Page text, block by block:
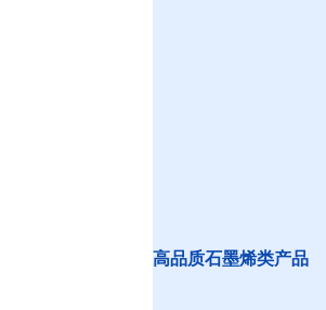
高品质石墨烯类产品